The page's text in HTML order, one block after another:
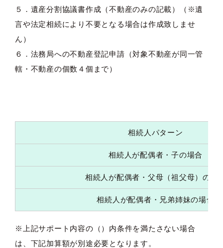
５．遺産分割協議書作成（不動産のみの記載）（※遺
言や法定相続により不要となる場合は作成致しませ
ん）
６．法務局への不動産登記申請（対象不動産が同一管
轄・不動産の個数４個まで）
相続人パターン
相続人が配偶者・子の場合
相続人が配偶者・父母（祖父母）の場
相続人が配偶者・兄弟姉妹の場合
※上記サポート内容の（）内条件を満たさない場合
は、下記加算額が別途必要となります。